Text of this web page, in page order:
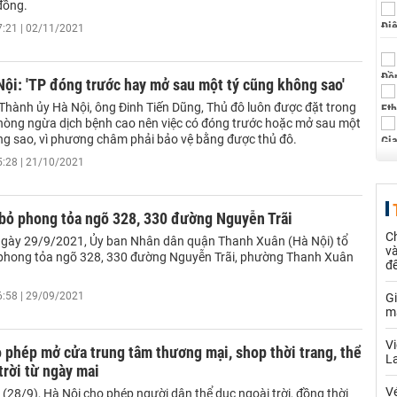
| 02/11/2021
'TP đóng trước hay mở sau một tý cũng không sao'
ủy Hà Nội, ông Đinh Tiến Dũng, Thủ đô luôn được đặt trong
ngừa dịch bệnh cao nên việc có đóng trước hoặc mở sau một
sao, vì phương châm phải bảo vệ bằng được thủ đô.
| 21/10/2021
phong tỏa ngõ 328, 330 đường Nguyễn Trãi
29/9/2021, Ủy ban Nhân dân quận Thanh Xuân (Hà Nội) tổ
tỏa ngõ 328, 330 đường Nguyễn Trãi, phường Thanh Xuân
| 29/09/2021
phép mở cửa trung tâm thương mại, shop thời trang, thể
từ ngày mai
(28/9), Hà Nội cho phép người dân thể dục ngoài trời, đồng thời